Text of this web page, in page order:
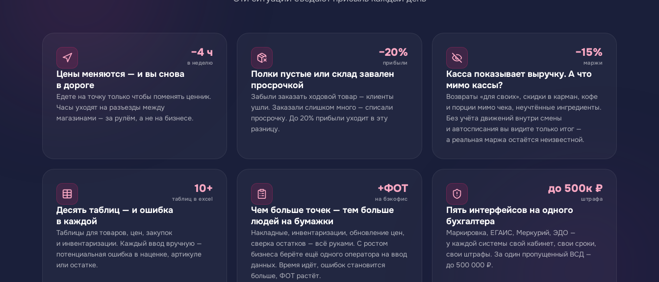
−4 ч
в неделю
Цены меняются — и вы снова
в дороге
Едете на точку только чтобы поменять ценник.
Часы уходят на разъезды между
магазинами — за рулём, а не на бизнесе.
−20%
прибыли
Полки пустые или склад завален
просрочкой
Забыли заказать ходовой товар — клиенты
ушли. Заказали слишком много — списали
просрочку. До 20% прибыли уходит в эту
разницу.
−15%
маржи
Касса показывает выручку. А что
мимо кассы?
Возвраты «для своих», скидки в карман, кофе
и порции мимо чека, неучтённые ингредиенты.
Без учёта движений внутри смены
и автосписания вы видите только итог —
а реальная маржа остаётся неизвестной.
10+
таблиц в excel
Десять таблиц — и ошибка
в каждой
Таблицы для товаров, цен, закупок
и инвентаризации. Каждый ввод вручную —
потенциальная ошибка в наценке, артикуле
или остатке.
+ФОТ
на бэкофис
Чем больше точек — тем больше
людей на бумажки
Накладные, инвентаризации, обновление цен,
сверка остатков — всё руками. С ростом
бизнеса берёте ещё одного оператора на ввод
данных. Время идёт, ошибок становится
больше, ФОТ растёт.
до 500к ₽
штрафа
Пять интерфейсов на одного
бухгалтера
Маркировка, ЕГАИС, Меркурий, ЭДО —
у каждой системы свой кабинет, свои сроки,
свои штрафы. За один пропущенный ВСД —
до 500 000 ₽.